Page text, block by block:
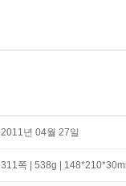
2011년 04월 27일
311쪽 | 538g |